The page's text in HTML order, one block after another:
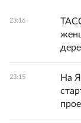
23:16
23:15
На